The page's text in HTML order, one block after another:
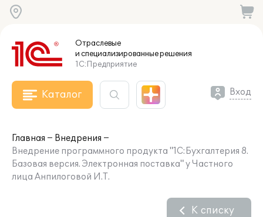
Отраслевые
и специализированныерешения
1С:Предприятие
Каталог Вход
Главная
Внедрения
Внедрение программного продукта "1С:Бухгалтерия 8.
Базовая версия. Электронная поставка" у Частного
лица Анпилоговой И.Т.
К списку